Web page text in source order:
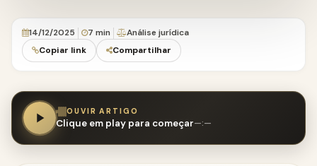
14/12/2025 7 min
Análise jurídica
Copiar link
Compartilhar
OUVIR ARTIGO
Clique em play para começar—:—